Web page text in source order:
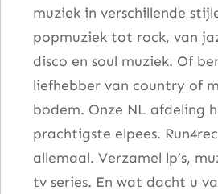
muziek in verschillende
popmuziek tot rock, van
disco en soul muziek. Of
liefhebber van country of
bodem. Onze NL afdeling
prachtigste elpees.
allemaal. Verzamel lp’s,
tv series. En wat dacht u